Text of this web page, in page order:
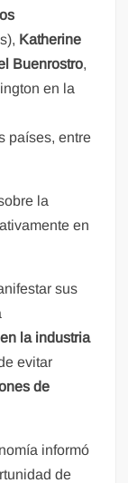
Katherine
Buenrostro,
en la
países, entre
la
en
sus
la industria
evitar
de
informó
de